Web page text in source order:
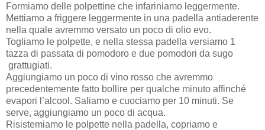
Formiamo delle polpettine che infariniamo leggermente.
Mettiamo a friggere leggermente in una padella antiaderente
nella quale avremmo versato un poco di olio evo.
Togliamo le polpette, e nella stessa padella versiamo 1
tazza di passata di pomodoro e due pomodori da sugo
grattugiati.
Aggiungiamo un poco di vino rosso che avremmo
precedentemente fatto bollire per qualche minuto affinché
evapori l’alcool. Saliamo e cuociamo per 10 minuti. Se
serve, aggiungiamo un poco di acqua.
Risistemiamo le polpette nella padella, copriamo e